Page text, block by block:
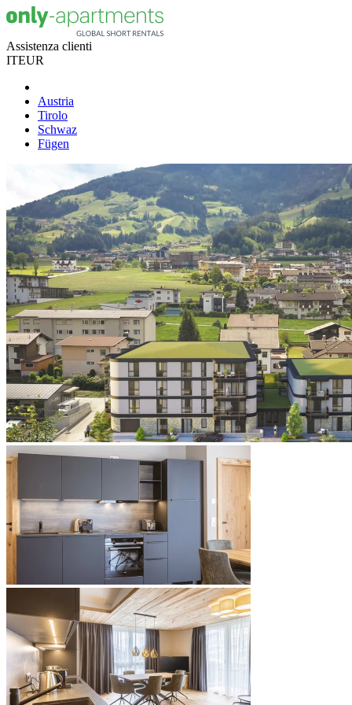
Assistenza clienti
ITEUR
Austria
Tirolo
Schwaz
Fügen